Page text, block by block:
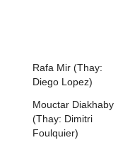
Rafa Mir (Thay:
Diego Lopez)
Mouctar Diakhaby
(Thay: Dimitri
Foulquier)